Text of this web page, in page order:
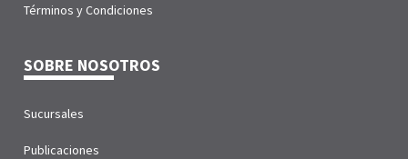
Términos y Condiciones
SOBRE NOSOTROS
Sucursales
Publicaciones